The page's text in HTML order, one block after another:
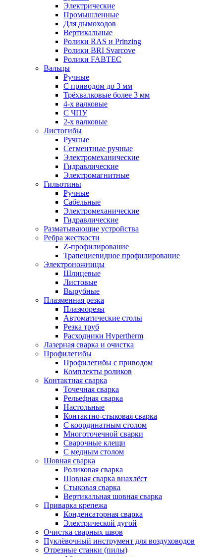
Электрические
Промышленные
Для дымоходов
Вертикальные
Ролики RAS и Prinzing
Ролики BRI Svarcove
Ролики FABTEC
Вальцы
Ручные
С приводом до 3 мм
Трёхвалковые более 3 мм
4-х валковые
С ЧПУ
2-х валковые
Листогибы
Ручные
Сегментные ручные
Электромеханические
Гидравлические
Электромагнитные
Гильотины
Ручные
Сабельные
Электромеханические
Гидравлические
Разматывающие устройства
Ребра жесткости
Z-профилирование
Трапециевидное профилирование
Электроножницы
Шлицевые
Листовые
Вырубные
Плазменная резка
Плазморезы
Автоматические столы
Резка труб
Расходники Hypertherm
Лазерная сварка и очистка
Профилегибы
Профилегибы с приводом
Комплекты роликов
Контактная сварка
Точечная сварка
Рельефная сварка
Настольные
Контактно-стыковая сварка
С координатным столом
Многоточечной сварки
Сварочные клещи
С медным столом
Шовная сварка
Роликовая сварка
Шовная сварка внахлёст
Стыковая сварка
Вертикальная шовная сварка
Приварка крепежа
Конденсаторная сварка
Электрической дугой
Очистка сварных швов
Пуклёвочный инструмент для воздуховодов
Отрезные станки (пилы)